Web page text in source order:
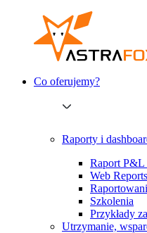
Co oferujemy?
Raporty i
Raport
Web
Szkolenia
Przykłady
Utrzymanie,